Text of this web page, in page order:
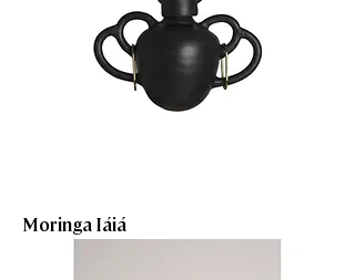
Moringa Iáiá